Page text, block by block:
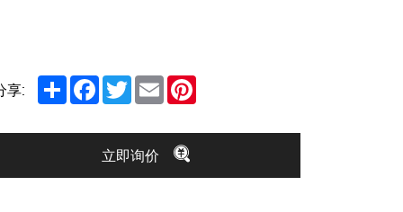
享: Share FacebookTwitterEmail
立即询价